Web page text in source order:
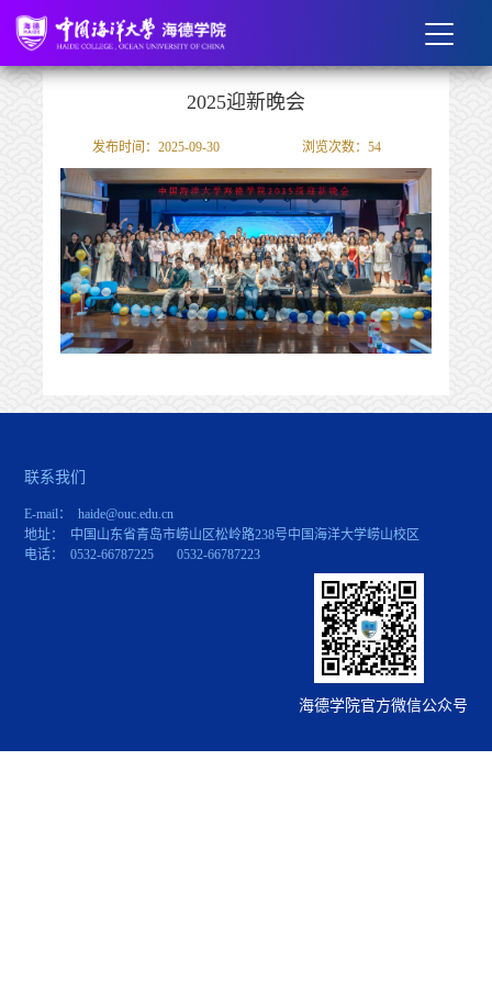
2025迎新晚会
发布时间：2025-09-30 浏览次数： 54
联系我们
E-mail： haide@ouc.edu.cn
地址： 中国山东省青岛市崂山区松岭路238号中国海洋大学崂山校区
电话： 0532-66787225 0532-66787223
海德学院官方微信公众号